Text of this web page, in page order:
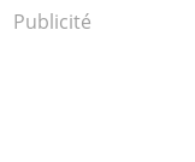
Publicité